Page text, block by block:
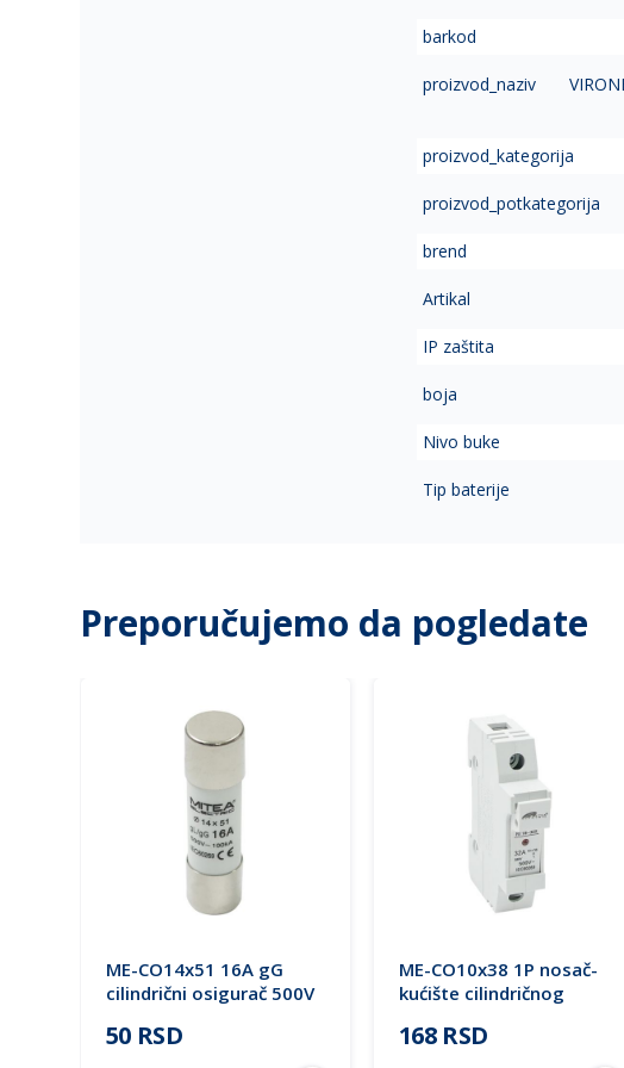
barkod
proizvod_naziv
proizvod_kategorija
proizvod_potkategorija
brend
Artikal
IP zaštita
boja
Nivo buke
Tip baterije
Preporučujemo da pogledate
ME-CO14x51 16A gG
cilindrični osigurač 500V
50 RSD
ME-CO10x38 1P nosač-
kućište cilindričnog
sijalicom 500V max.32A
168 RSD